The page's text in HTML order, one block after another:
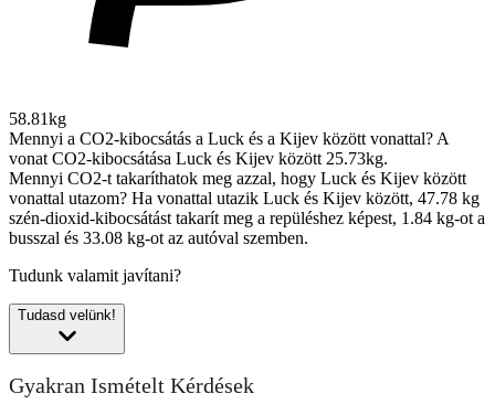
58.81kg
Mennyi a CO2-kibocsátás a Luck és a Kijev között vonattal?A
vonat CO2-kibocsátása Luck és Kijev között 25.73kg.
Mennyi CO2-t takaríthatok meg azzal, hogy Luck és Kijev között
vonattal utazom? Ha vonattal utazik Luck és Kijev között, 47.78 kg
szén-dioxid-kibocsátást takarít meg a repüléshez képest, 1.84 kg-ot a
busszal és 33.08 kg-ot az autóval szemben.
Tudunk valamit javítani?
Tudasd velünk!
Gyakran Ismételt Kérdések